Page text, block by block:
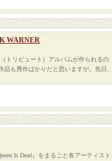
WARNER
トリビュート）アルバムが作られるの
も秀作ばかりだと思いますが。先日、
Is Dead』をまるごと各アーティスト